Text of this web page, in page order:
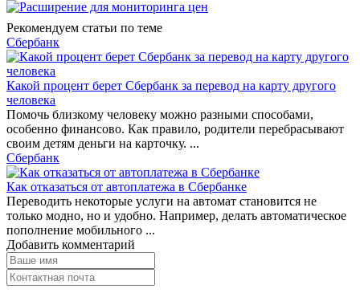
Рекомендуем статьи по теме
Сбербанк
Какой процент берет Сбербанк за перевод на карту другого
человека
Помочь близкому человеку можно разными способами,
особенно финансово. Как правило, родители перебрасывают
своим детям деньги на карточку. ...
Сбербанк
Как отказаться от автоплатежа в Сбербанке
Переводить некоторые услуги на автомат становится не
только модно, но и удобно. Например, делать автоматическое
пополнение мобильного ...
Добавить комментарий